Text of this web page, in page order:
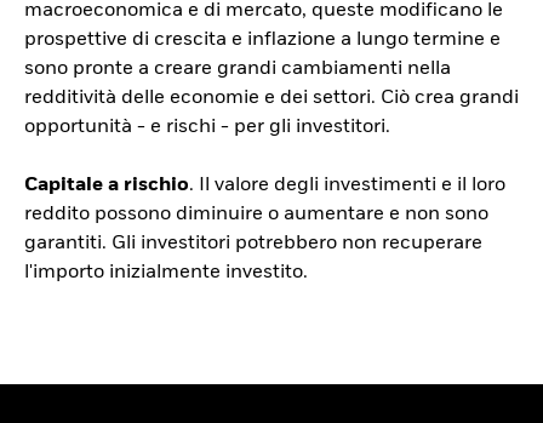
macroeconomica e di mercato, queste modificano le
prospettive di crescita e inflazione a lungo termine e
sono pronte a creare grandi cambiamenti nella
redditività delle economie e dei settori. Ciò crea grandi
opportunità - e rischi - per gli investitori.
Capitale a rischio. Il valore degli investimenti e il loro
reddito possono diminuire o aumentare e non sono
garantiti. Gli investitori potrebbero non recuperare
l'importo inizialmente investito.